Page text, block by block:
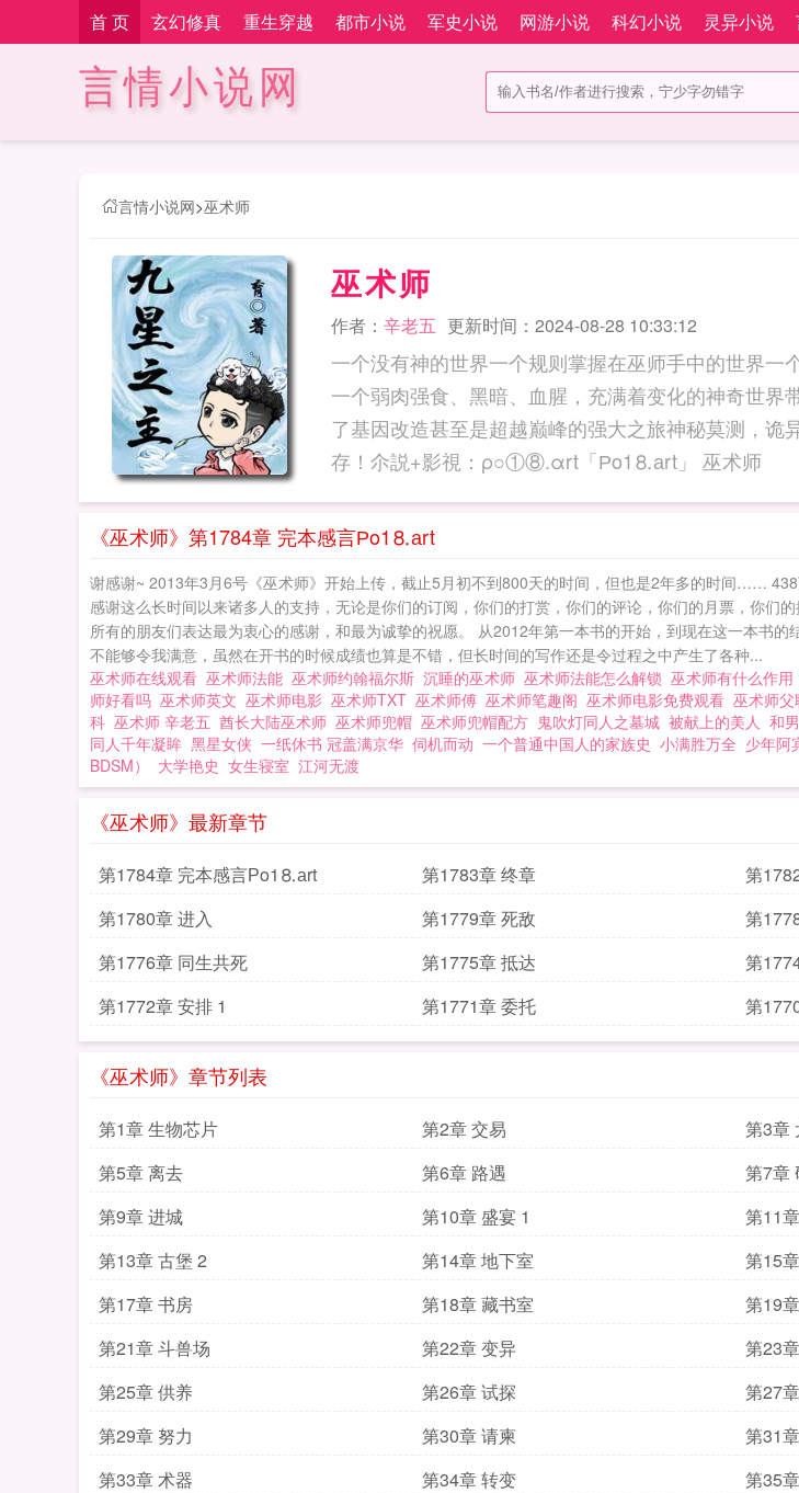
首 页 玄幻修真 重生穿越 都市小说 军史小说 网游小说 科幻小说 灵异小说
言情小说网
言情小说网>巫术师
巫术师
作者： 辛老五 更新时间：2024-08-28 10:33:12
一个没有神的世界一个规则掌握在巫师手中的世界一
一个弱肉强食、黑暗、血腥，充满着变化的神奇世界
了基因改造甚至是超越巅峰的强大之旅神秘莫测，诡
存！尒説+影視：ρ○①⑧.αrt「Рo1⒏аrt」 巫术师
《巫术师》第1784章 完本感言Рo1⒏аrt
谢感谢~ 2013年3月6号《巫术师》开始上传，截止5月初不到800天的时间，但也是2年多的时间……
感谢这么长时间以来诸多人的支持，无论是你们的订阅，你们的打赏，你们的评论，你们的月票，你们
所有的朋友们表达最为衷心的感谢，和最为诚挚的祝愿。 从2012年第一本书的开始，到现在这一本书
不能够令我满意，虽然在开书的时候成绩也算是不错，但长时间的写作还是令过程之中产生了各种...
巫术师在线观看 巫术师法能 巫术师约翰福尔斯 沉睡的巫术师 巫术师法能怎么解锁 巫术师有什么作用
师好看吗 巫术师英文 巫术师电影 巫术师TXT 巫术师傅 巫术师笔趣阁 巫术师电影免费观看 巫术师
科 巫术师 辛老五 酋长大陆巫术师 巫术师兜帽 巫术师兜帽配方 鬼吹灯同人之墓城 被献上的美人 和
同人千年凝眸 黑星女侠 一纸休书 冠盖满京华 伺机而动 一个普通中国人的家族史 小满胜万全 少年阿
BDSM）
大学艳史 女生寝室 江河无渡
《巫术师》最新章节
第1784章 完本感言Рo1⒏аrt 第1783章 终章 第
第1780章 进入
第1779章 死敌 第
第1776章 同生共死
第1775章 抵达 第
第1772章 安排 1
第1771章 委托 第
《巫术师》章节列表
第1章 生物芯片 第2章 交易 第3章
第5章 离去
第6章 路遇 第7章
第9章 进城
第10章 盛宴 1 第11
第13章 古堡 2
第14章 地下室 第15
第17章 书房
第18章 藏书室 第19
第21章 斗兽场
第22章 变异 第23
第25章 供养
第26章 试探 第27
第29章 努力
第30章 请柬 第31
第33章 术器
第34章 转变 第35